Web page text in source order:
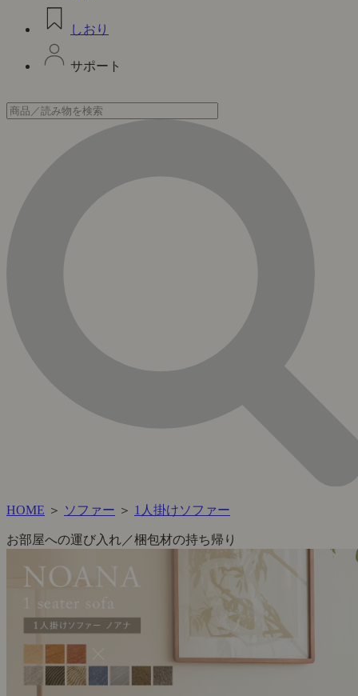
しおり
サポート
HOME ＞ ソファー ＞ 1人掛けソファー
お部屋への運び入れ／梱包材の持ち帰り